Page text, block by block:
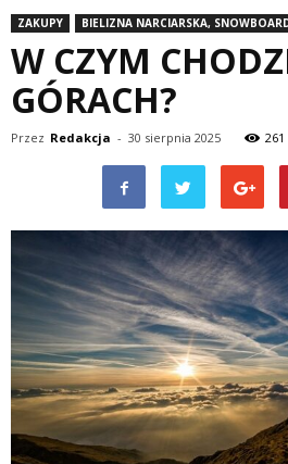
ZAKUPY BIELIZNA NARCIARSKA,
W CZYM
GÓRACH?
Przez Redakcja - 30 sierpnia 2025 261